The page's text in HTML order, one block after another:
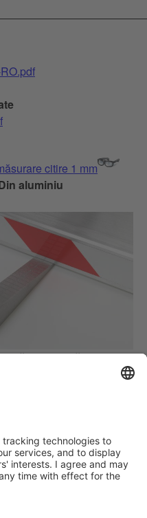
aluminiu
a denivelărilor și a